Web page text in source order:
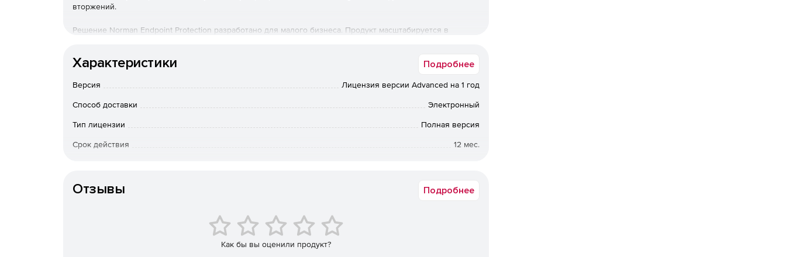
вторжений.
Решение Norman Endpoint Protection разработано для малого бизнеса. Продукт масштабируется в
все IP-устройства в сети и статусы безопасности групп пользователей.
Многоуровневая архитектура. Возможность централизованной настройки и контроля политик
безопасности в пределах всей локальной сети, быстрое обновление безопасности и эффективный
локальный контроль.
Защита от вторжений. Предотвращение доступа неавторизованного ПО в режиме реального
клиентские и серверные машины, подключенные в сети. Администратор может развертывать защиту
на выбранные компьютеры, и для них средства безопасности будут непрерывно обновляться, по
ним будут регулярно приходить отчеты.
Характеристики Подробнее
Версия Лицензия версии Advanced на 1 год
Способ доставки Электронный
Тип лицензии Полная версия
Срок действия 12 мес.
Отзывы Подробнее
Как бы вы оценили продукт?